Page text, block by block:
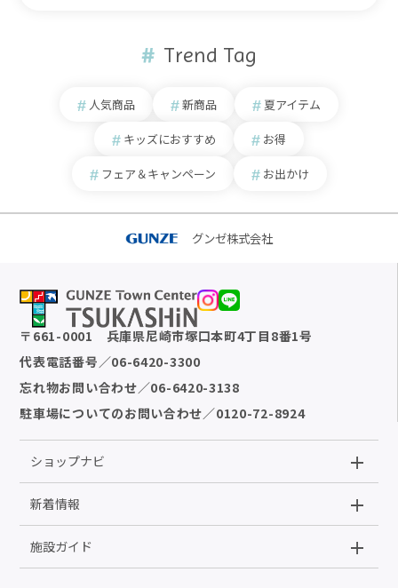
Trend Tag
人気商品 新商品 夏アイテム
キッズにおすすめ お得
フェア＆キャンペーン お出かけ
グンゼ株式会社
〒 661-0001
兵庫県尼崎市塚口本町4丁目8番1号
代表電話番号／06-6420-3300
忘れ物お問い合わせ／06-6420-3138
駐車場についてのお問い合わせ／0120-72-8924
ショップナビ
新着情報
施設ガイド